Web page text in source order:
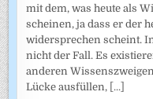
mit dem, was heute als
scheinen, ja dass er der
widersprechen scheint.
nicht der Fall. Es
anderen
Lücke ausfüllen, [...]